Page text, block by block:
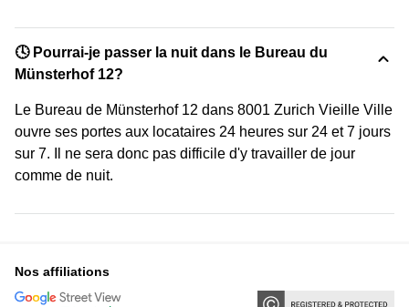
🕓 Pourrai-je passer la nuit dans le Bureau du
Münsterhof 12?
Le Bureau de Münsterhof 12 dans 8001 Zurich Vieille Ville
ouvre ses portes aux locataires 24 heures sur 24 et 7 jours
sur 7. Il ne sera donc pas difficile d'y travailler de jour
comme de nuit.
Nos affiliations